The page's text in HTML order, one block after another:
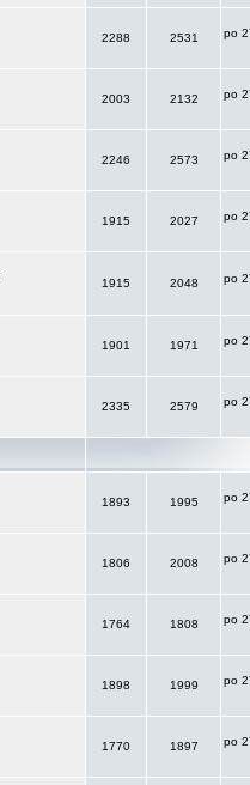
2288 2531 po
2003 2132 po
2246 2573 po
1915 2027 po
1915 2048 po
1901 1971 po
2335 2579 po
1893 1995 po
1806 2008 po
1764 1808 po
1898 1999 po
1770 1897 po